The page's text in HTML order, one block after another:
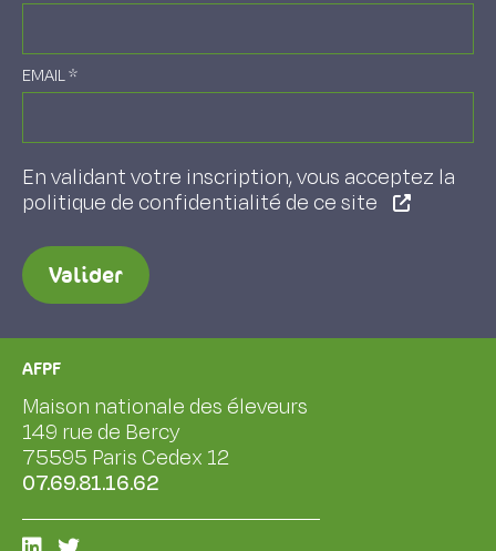
EMAIL*
En validant votre inscription, vous acceptez la
politique de confidentialité de ce site
Valider
AFPF
Maison nationale des éleveurs
149 rue de Bercy
75595 Paris Cedex 12
07.69.81.16.62